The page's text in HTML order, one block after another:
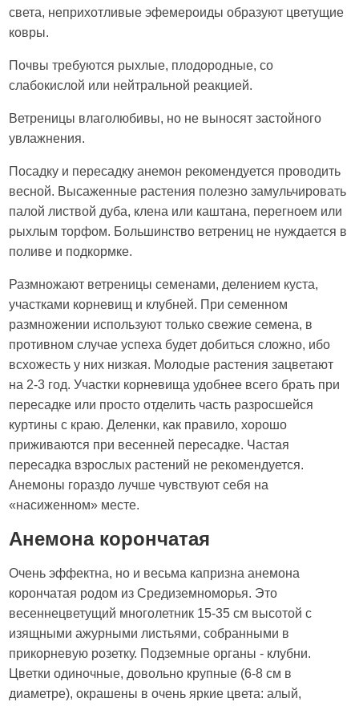
света, неприхотливые эфемероиды образуют цветущие
ковры.
Почвы требуются рыхлые, плодородные, со
слабокислой или нейтральной реакцией.
Ветреницы влаголюбивы, но не выносят застойного
увлажнения.
Посадку и пересадку анемон рекомендуется проводить
весной. Высаженные растения полезно замульчировать
палой листвой дуба, клена или каштана, перегноем или
рыхлым торфом. Большинство ветрениц не нуждается в
поливе и подкормке.
Размножают ветреницы семенами, делением куста,
участками корневищ и клубней. При семенном
размножении используют только свежие семена, в
противном случае успеха будет добиться сложно, ибо
всхожесть у них низкая. Молодые растения зацветают
на 2-3 год. Участки корневища удобнее всего брать при
пересадке или просто отделить часть разросшейся
куртины с краю. Деленки, как правило, хорошо
приживаются при весенней пересадке. Частая
пересадка взрослых растений не рекомендуется.
Анемоны гораздо лучше чувствуют себя на
«насиженном» месте.
Анемона корончатая
Очень эффектна, но и весьма капризна анемона
корончатая родом из Средиземноморья. Это
весеннецветущий многолетник 15-35 см высотой с
изящными ажурными листьями, собранными в
прикорневую розетку. Подземные органы - клубни.
Цветки одиночные, довольно крупные (6-8 см в
диаметре), окрашены в очень яркие цвета: алый,